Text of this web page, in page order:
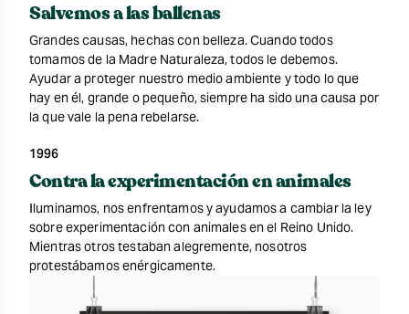
Salvemos a las ballenas
Grandes causas, hechas con belleza. Cuando todos
tomamos de la Madre Naturaleza, todos le debemos.
Ayudar a proteger nuestro medio ambiente y todo lo que
hay en él, grande o pequeño, siempre ha sido una causa por
la que vale la pena rebelarse.
1996
Contra la experimentación en animales
Iluminamos, nos enfrentamos y ayudamos a cambiar la ley
sobre experimentación con animales en el Reino Unido.
Mientras otros testaban alegremente, nosotros
protestábamos enérgicamente.